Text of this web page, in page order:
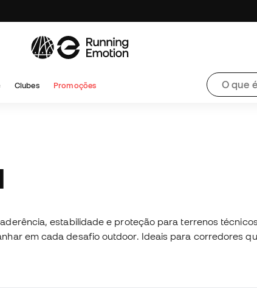
Clubes Promoções
estabilidade e proteção para terrenos
em cada desafio outdoor. Ideais para corredores